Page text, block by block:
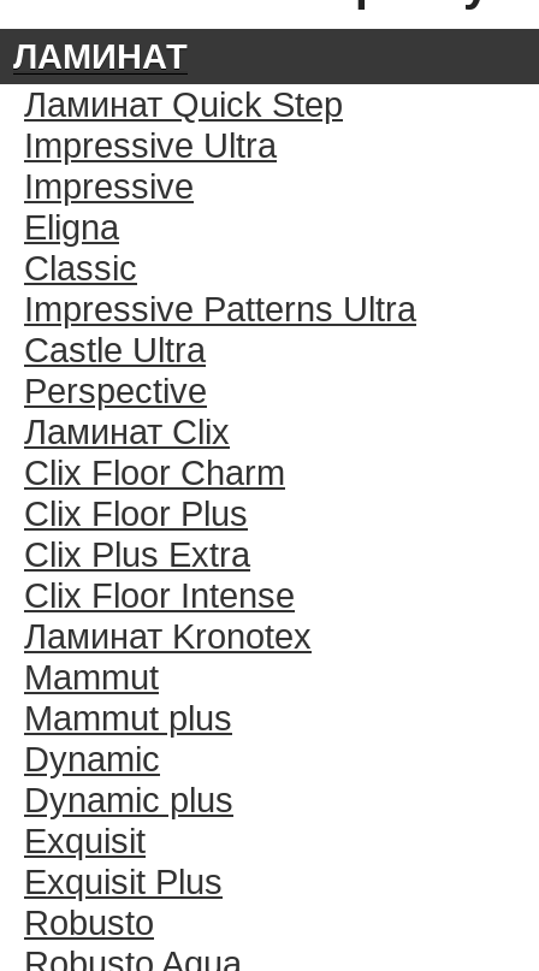
ЛАМИНАТ
Ламинат Quick Step
Impressive Ultra
Impressive
Eligna
Classic
Impressive Patterns Ultra
Castle Ultra
Perspective
Ламинат Clix
Clix Floor Charm
Clix Floor Plus
Clix Plus Extra
Clix Floor Intense
Ламинат Kronotex
Mammut
Mammut plus
Dynamic
Dynamic plus
Exquisit
Exquisit Plus
Robusto